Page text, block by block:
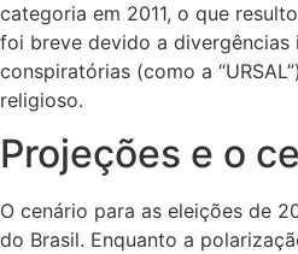
categoria em 2011, o que
foi breve devido a divergências
conspiratórias (como a
religioso.
Projeções e o
O cenário para as eleições de
do Brasil. Enquanto a